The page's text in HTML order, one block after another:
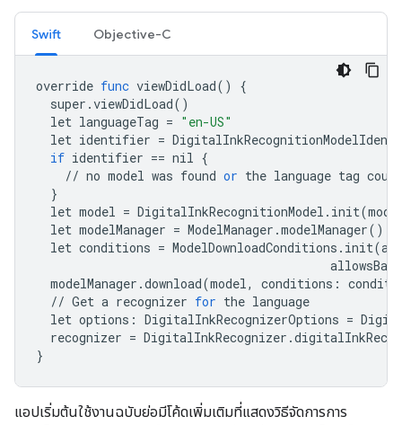
Swift Objective-C
override func viewDidLoad()
{
super .viewDidLoad()
let languageTag = "en-US"
let identifier =
if identifier == nil {
// no model was found or the language tag
}
let model = DigitalInkRecognitionModel . init(
let modelManager = ModelManager .modelManager()
let conditions = ModelDownloadConditions . init(
modelManager .download(model, conditions :
// Get a recognizer for the language
let options : DigitalInkRecognizerOptions =
recognizer = DigitalInkRecognizer .
}
แอปเริ่มต้นใช้งานฉบับย่อมีโค้ดเพิ่มเติมที่แสดงวิธีจัดการการ